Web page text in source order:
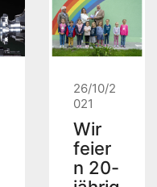
26/10/2
021
Wir
feier
n 20-